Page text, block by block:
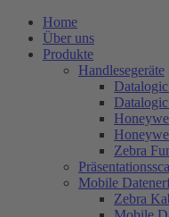
Home
Über uns
Produkte
Handlesegeräte
Zebra
Mobile
Zebra